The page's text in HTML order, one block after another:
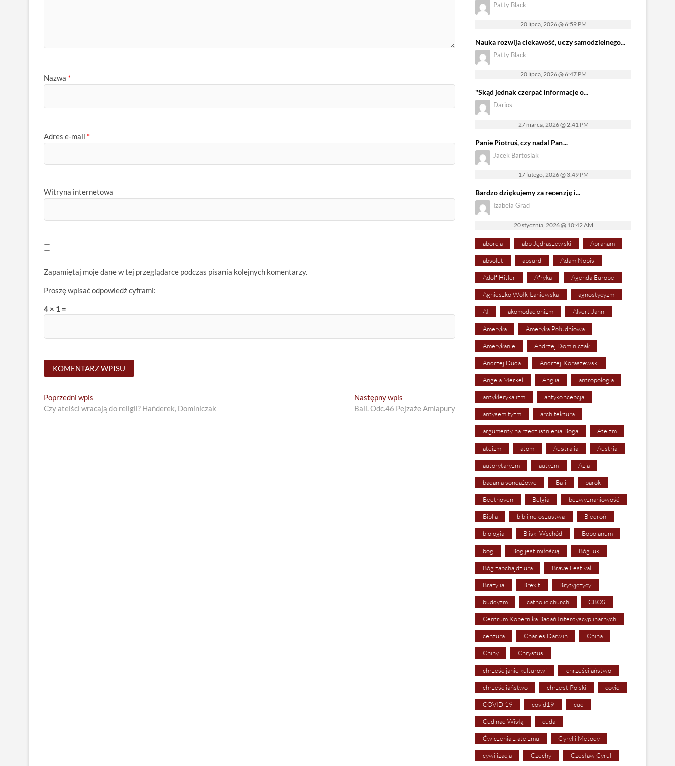
Nazwa *
Adres e-mail *
Witryna internetowa
Zapamiętaj moje dane w tej przeglądarce podczas pisania kolejnych komentarzy.
Proszę wpisać odpowiedź cyframi:
4 × 1 =
Nawigacja
wpisu
Poprzedni wpis
post:
Czy ateiści wracają do religii? Hańderek, Dominiczak
Następny wpis
post:
Bali. Odc.46 Pejzaże Amlapury
Patty Black
20 lipca, 2026 @ 6:59 PM
Nauka rozwija ciekawość, uczy samodzielnego...
Patty Black
20 lipca, 2026 @ 6:47 PM
"Skąd jednak czerpać informacje o...
Darios
27 marca, 2026 @ 2:41 PM
Panie Piotruś, czy nadal Pan...
Jacek Bartosiak
17 lutego, 2026 @ 3:49 PM
Bardzo dziękujemy za recenzję i...
Izabela Grad
20 stycznia, 2026 @ 10:42 AM
aborcja abp Jędraszewski Abraham
absolut absurd Adam Nobis
Adolf Hitler Afryka Agenda Europe
Agnieszko Wołk-Łaniewska agnostycyzm
AI akomodacjonizm Alvert Jann
Ameryka Ameryka Południowa
Amerykanie Andrzej Dominiczak
Andrzej Duda Andrzej Koraszewski
Angela Merkel Anglia antropologia
antyklerykalizm antykoncepcja
antysemityzm architektura
argumenty na rzecz istnienia Boga Ateizm
ateizm atom Australia Austria
autorytaryzm autyzm Azja
badania sondażowe Bali barok
Beethoven Belgia bezwyznaniowość
Biblia biblijne oszustwa Biedroń
biologia Bliski Wschód Bobolanum
bóg Bóg jest miłością Bóg luk
Bóg zapchajdziura Brave Festival
Brazylia Brexit Brytyjczycy
buddyzm catholic church CBOS
Centrum Kopernika Badań Interdyscyplinarnych
cenzura Charles Darwin China
Chiny Chrystus
chrześcijanie kulturowi chrześcijaństwo
chrześcjiaństwo chrzest Polski covid
COVID 19 covid19 cud
Cud nad Wisłą cuda
Ćwiczenia z ateizmu Cyryl i Metody
cywilizacja Czechy Czesław Cyrul